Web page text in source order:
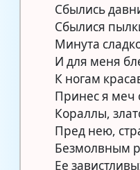
Сбылись
Сбылися
Минута
И для меня
К ногам
Принес я меч
Кораллы,
Пред нею,
Безмолвным
Ее